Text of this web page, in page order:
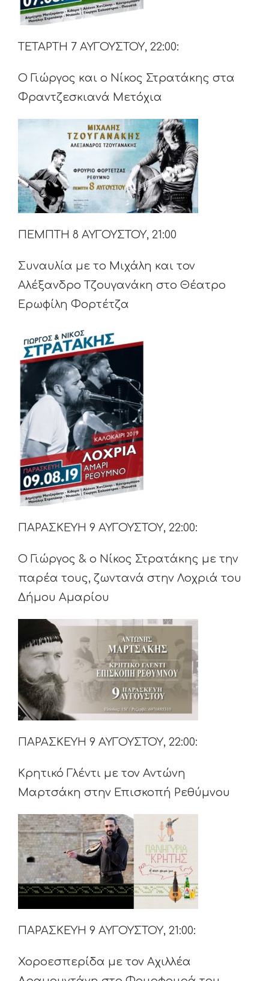
ΤΕΤΑΡΤΗ 7 ΑΥΓΟΥΣΤΟΥ, 22:00:
Ο Γιώργος και ο Νίκος Στρατάκης στα
Φραντζεσκιανά Μετόχια
ΠΕΜΠΤΗ 8 ΑΥΓΟΥΣΤΟΥ, 21:00
Συναυλία με το Μιχάλη και τον
Αλέξανδρο Τζουγανάκη στο Θέατρο
Ερωφίλη Φορτέτζα
ΠΑΡΑΣΚΕΥΗ 9 ΑΥΓΟΥΣΤΟΥ, 22:00:
Ο Γιώργος & ο Νίκος Στρατάκης με την
παρέα τους, ζωντανά στην Λοχριά του
Δήμου Αμαρίου
ΠΑΡΑΣΚΕΥΗ 9 ΑΥΓΟΥΣΤΟΥ, 22:00:
Κρητικό Γλέντι με τον Αντώνη
Μαρτσάκη στην Επισκοπή Ρεθύμνου
ΠΑΡΑΣΚΕΥΗ 9 ΑΥΓΟΥΣΤΟΥ, 21:00:
Χοροεσπερίδα με τον Αχιλλέα